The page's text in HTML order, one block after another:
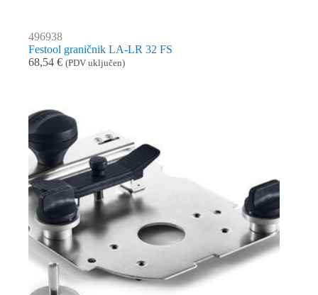
496938
Festool graničnik LA-LR 32 FS
68,54 € (PDV uključen)